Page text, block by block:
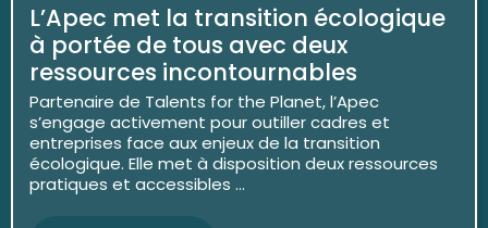
L’Apec met la transition écologique
à portée de tous avec deux
ressources incontournables
Partenaire de Talents for the Planet, l’Apec
s’engage activement pour outiller cadres et
entreprises face aux enjeux de la transition
écologique. Elle met à disposition deux ressources
pratiques et accessibles ...